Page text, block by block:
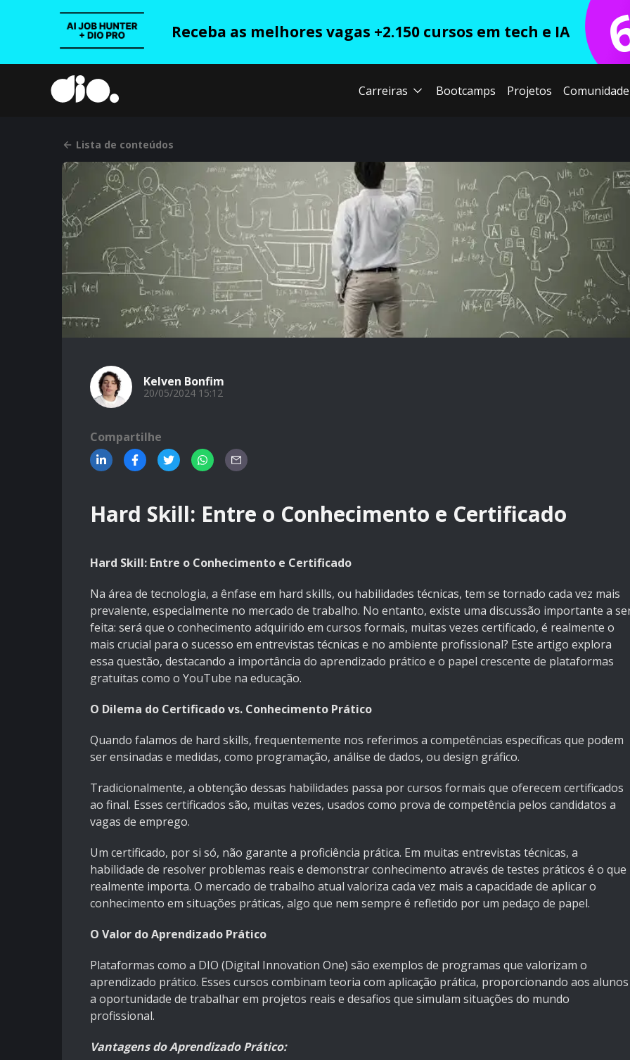
Receba as melhores vagas +2.150 cursos em tech e IA
Carreiras Bootcamps Projetos Comunidade
Lista de conteúdos
Kelven Bonfim
20/05/2024 15:12
Compartilhe
Hard Skill: Entre o Conhecimento e Certificado
Hard Skill: Entre o Conhecimento e Certificado
Na área de tecnologia, a ênfase em hard skills, ou habilidades técnicas, tem se tornado cada vez mais
prevalente, especialmente no mercado de trabalho. No entanto, existe uma discussão importante a
feita: será que o conhecimento adquirido em cursos formais, muitas vezes certificado, é realmente o
mais crucial para o sucesso em entrevistas técnicas e no ambiente profissional? Este artigo explora
essa questão, destacando a importância do aprendizado prático e o papel crescente de plataformas
gratuitas como o YouTube na educação.
O Dilema do Certificado vs. Conhecimento Prático
Quando falamos de hard skills, frequentemente nos referimos a competências específicas que podem
ser ensinadas e medidas, como programação, análise de dados, ou design gráfico.
Tradicionalmente, a obtenção dessas habilidades passa por cursos formais que oferecem certificados
ao final. Esses certificados são, muitas vezes, usados como prova de competência pelos candidatos a
vagas de emprego.
Um certificado, por si só, não garante a proficiência prática. Em muitas entrevistas técnicas, a
habilidade de resolver problemas reais e demonstrar conhecimento através de testes práticos é o que
realmente importa. O mercado de trabalho atual valoriza cada vez mais a capacidade de aplicar o
conhecimento em situações práticas, algo que nem sempre é refletido por um pedaço de papel.
O Valor do Aprendizado Prático
Plataformas como a DIO (Digital Innovation One) são exemplos de programas que valorizam o
aprendizado prático. Esses cursos combinam teoria com aplicação prática, proporcionando aos alunos
a oportunidade de trabalhar em projetos reais e desafios que simulam situações do mundo
profissional.
Vantagens do Aprendizado Prático: